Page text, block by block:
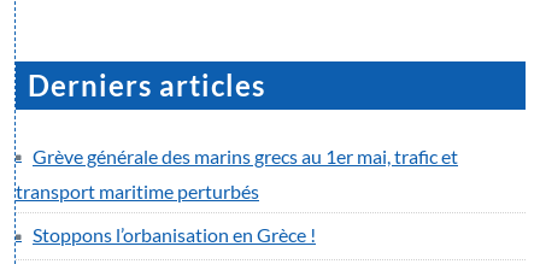
Derniers articles
Grève générale des marins grecs au 1er mai, trafic et
transport maritime perturbés
Stoppons l’orbanisation en Grèce !